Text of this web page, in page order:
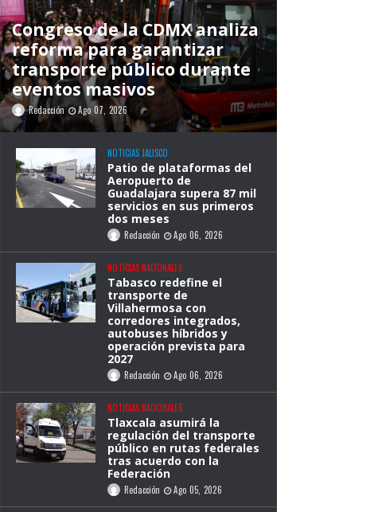
Congreso de la CDMX analiza
reforma para garantizar
transporte público durante
eventos masivos
Redacción Ago 07, 2026
NOTICIAS JALISCO
Patio de plataformas del
Aeropuerto de
Guadalajara supera 87 mil
servicios en sus primeros
dos meses
Redacción Ago 06, 2026
NOTICIAS NACIONALES
Tabasco redefine el
transporte de
Villahermosa con
corredores integrados,
autobuses híbridos y
operación prevista para
2027
Redacción Ago 06, 2026
NOTICIAS NACIONALES
Tlaxcala asumirá la
regulación del transporte
público en rutas federales
tras acuerdo con la
Federación
Redacción Ago 05, 2026